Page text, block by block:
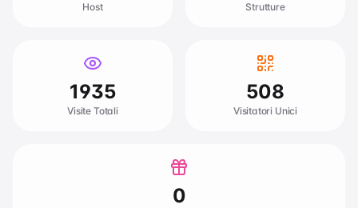
Host Strutture
1935
Visite Totali
508
Visitatori Unici
0